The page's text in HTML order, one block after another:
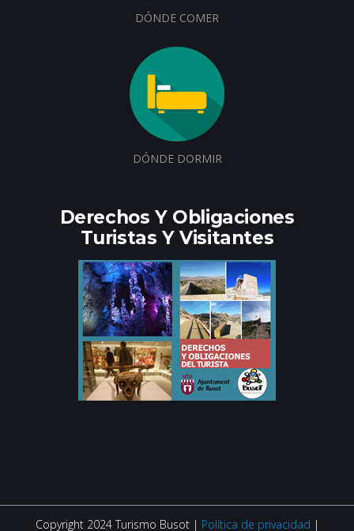
DÓNDE COMER
DÓNDE DORMIR
Derechos Y Obligaciones
Turistas Y Visitantes
Copyright 2024 Turismo Busot | Política de privacidad |